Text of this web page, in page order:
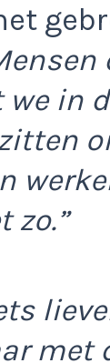
in
zo.”
met